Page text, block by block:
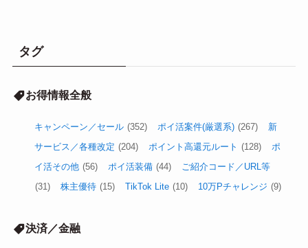
タグ
お得情報全般
キャンペーン／セール (352) ポイ活案件(厳選系) (267)
新
サービス／各種改定 (204) ポイント高還元ルート (128)
ポ
イ活その他 (56) ポイ活装備 (44)
ご紹介コード／URL等
(31)
株主優待 (15) TikTok Lite (10) 10万Pチャレンジ (9)
決済／金融